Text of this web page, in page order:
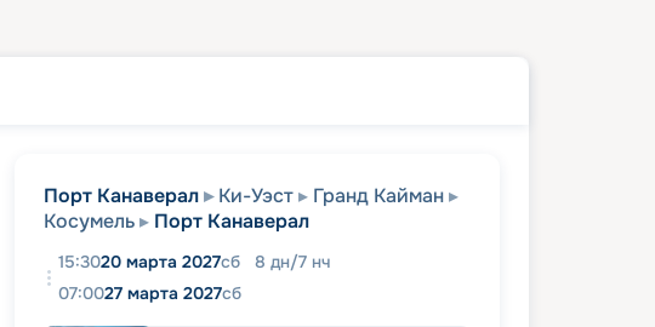
Порт Канаверал Ки-Уэст
Гранд Кайман
Косумель
Порт Канаверал
15:3020 марта 2027сб 8 дн/7 нч
07:0027 марта 2027сб